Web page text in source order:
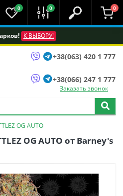
К ВЫБОРУ!
0 0 0
+38(063) 420 1 777
+38(066) 247 1 777
Заказать звонок
OG AUTO
OG AUTO от Barney's